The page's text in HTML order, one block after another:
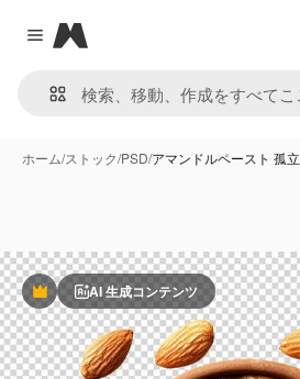
Close menu
Magnific
ホーム/ストック/PSD/アマンドルペースト 孤立
PremiumAI 生成コンテンツ